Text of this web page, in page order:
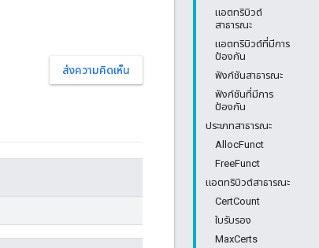
แอตทริบิวต์
สาธารณะ
แอตทริบิวต์ที่มีการ
ป้องกัน
ฟังก์ชันสาธารณะ
ฟังก์ชันที่มีการ
ป้องกัน
ประเภทสาธารณะ
AllocFunct
FreeFunct
แอตทริบิวต์สาธารณะ
CertCount
ใบรับรอง
MaxCerts
ส่งความคิดเห็น